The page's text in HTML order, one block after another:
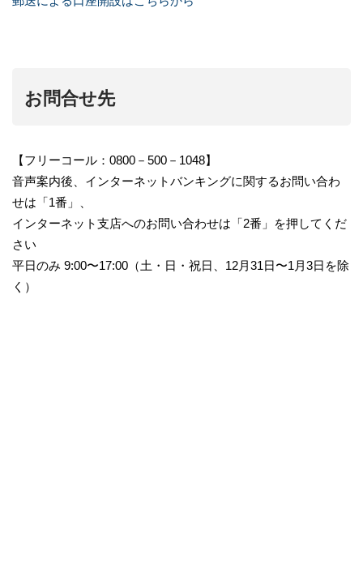
お問合せ先
【フリーコール：0800－500－1048】
音声案内後、インターネットバンキングに関するお問い合わ
せは「1番」、
インターネット支店へのお問い合わせは「2番」を押してくだ
さい
平日のみ 9:00〜17:00（土・日・祝日、12月31日〜1月3日を除
く）